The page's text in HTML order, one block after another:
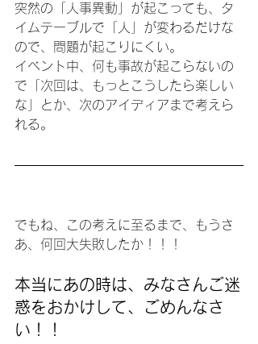
突然の「人事異動」が起こっても、タ
イムテーブルで「人」が変わるだけな
ので、問題が起こりにくい。
イベント中、何も事故が起こらないの
で「次回は、もっとこうしたら楽しい
な」とか、次のアイディアまで考えら
れる。
でもね、この考えに至るまで、もうさ
あ、何回大失敗したか！！！
本当にあの時は、みなさんご迷
惑をおかけして、ごめんなさ
い！！